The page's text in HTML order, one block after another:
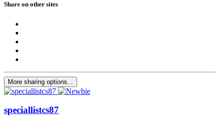
Share on other sites
More sharing options...
speciallistcs87